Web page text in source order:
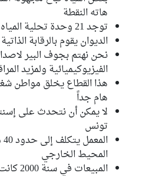
هاته النقطة
توجد 21 وحدة تحلية المياه موزعة على 12 ولاية
الديوان يقوم بالرقابة الذاتية
نحن نهتم بجوف البير
الفيزيوكيميائية ولمزيد
هذا القطاع يخلق مواطن
هام جداً
لا يمكن أن نتحدث على
تونس
المحيط الخارجي
الكتلة الديمقراطية
الهادي الماكني
كتلة تحيا تونس
غير منتمين إلى اللجنة 2
هيكل مكي
الكتلة الديمقراطية
كتلة حركة النهضة